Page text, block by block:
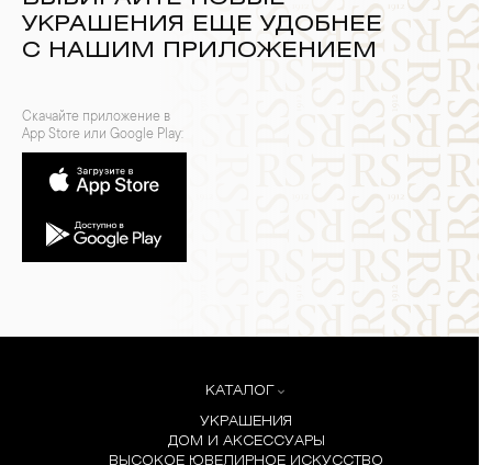
УКРАШЕНИЯ ЕЩЕ УДОБНЕЕ
С НАШИМ ПРИЛОЖЕНИЕМ
Скачайте приложение в
App Store или Google Play:
КАТАЛОГ
УКРАШЕНИЯ
ДОМ И АКСЕССУАРЫ
ВЫСОКОЕ ЮВЕЛИРНОЕ ИСКУССТВО